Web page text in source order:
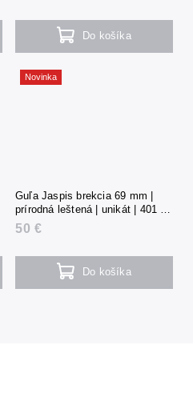
Do košíka
Novinka
Guľa Jaspis brekcia 69 mm |
prírodná leštená | unikát | 401 g |
Čína
50 €
Do košíka